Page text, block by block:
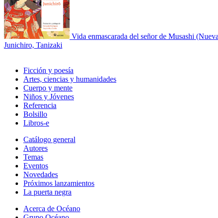
Vida enmascarada del señor de Musashi
Junichiro, Tanizaki
Ficción y poesía
Artes, ciencias y humanidades
Cuerpo y mente
Niños y Jóvenes
Referencia
Bolsillo
Libros-e
Catálogo general
Autores
Temas
Eventos
Novedades
Próximos lanzamientos
La puerta negra
Acerca de Océano